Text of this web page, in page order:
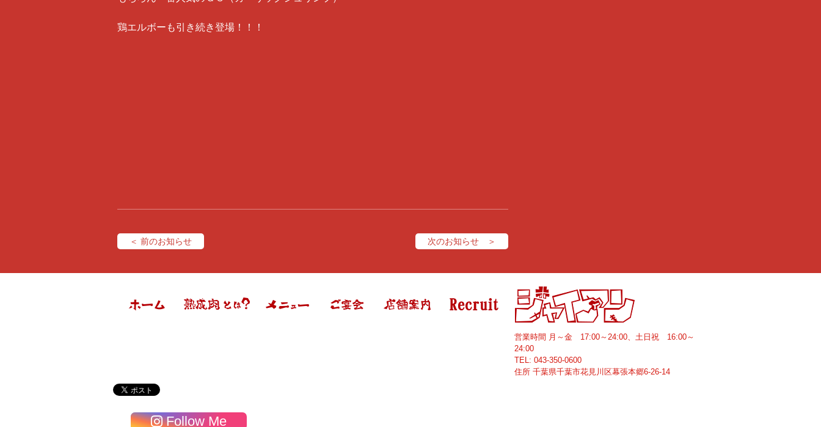
鶏エルボーも引き続き登場！！！
＜ 前のお知らせ 次のお知らせ ＞
営業時間 月～金 17:00～24:00、土日祝 16:00～
24:00
TEL: 043-350-0600
住所 千葉県千葉市花見川区幕張本郷6-26-14
Follow Me